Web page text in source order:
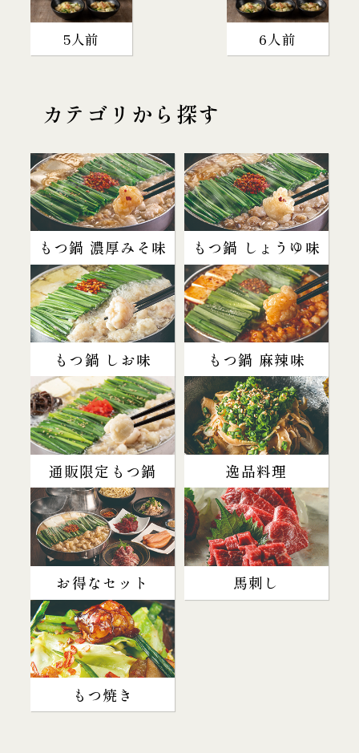
5人前 6人前
カテゴリから探す
もつ鍋 濃厚みそ味 もつ鍋 しょうゆ味
もつ鍋 しお味 もつ鍋 麻辣味
通販限定もつ鍋 逸品料理
お得なセット 馬刺し
もつ焼き